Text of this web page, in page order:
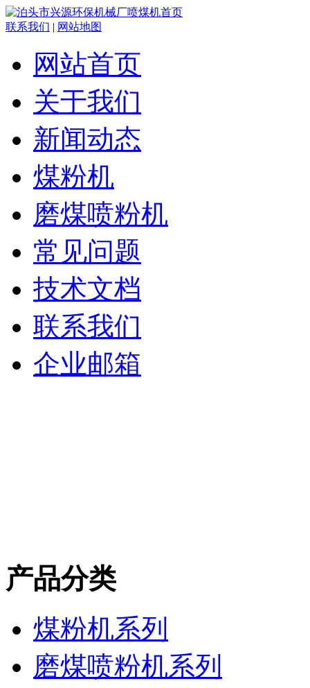
联系我们 | 网站地图
网站首页
关于我们
新闻动态
煤粉机
磨煤喷粉机
常见问题
技术文档
联系我们
企业邮箱
产品分类
煤粉机系列
磨煤喷粉机系列